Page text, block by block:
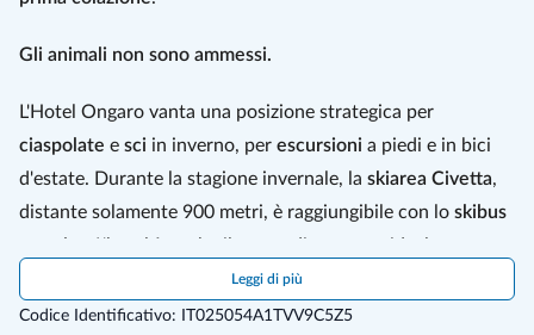
Gli animali non sono ammessi.
L'Hotel Ongaro vanta una posizione strategica per
ciaspolate e sci in inverno, per escursioni a piedi e in bici
d'estate. Durante la stagione invernale, la skiarea Civetta,
distante solamente 900 metri, è raggiungibile con lo skibus
Cortina d'Ampezzo,Corvara
Leggi di più
Codice Identificativo: IT025054A1TVV9C5Z5